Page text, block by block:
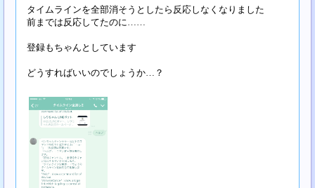
タイムラインを全部消そうとしたら反応しなくなりました
前までは反応してたのに……
登録もちゃんとしています
どうすればいいのでしょうか…？